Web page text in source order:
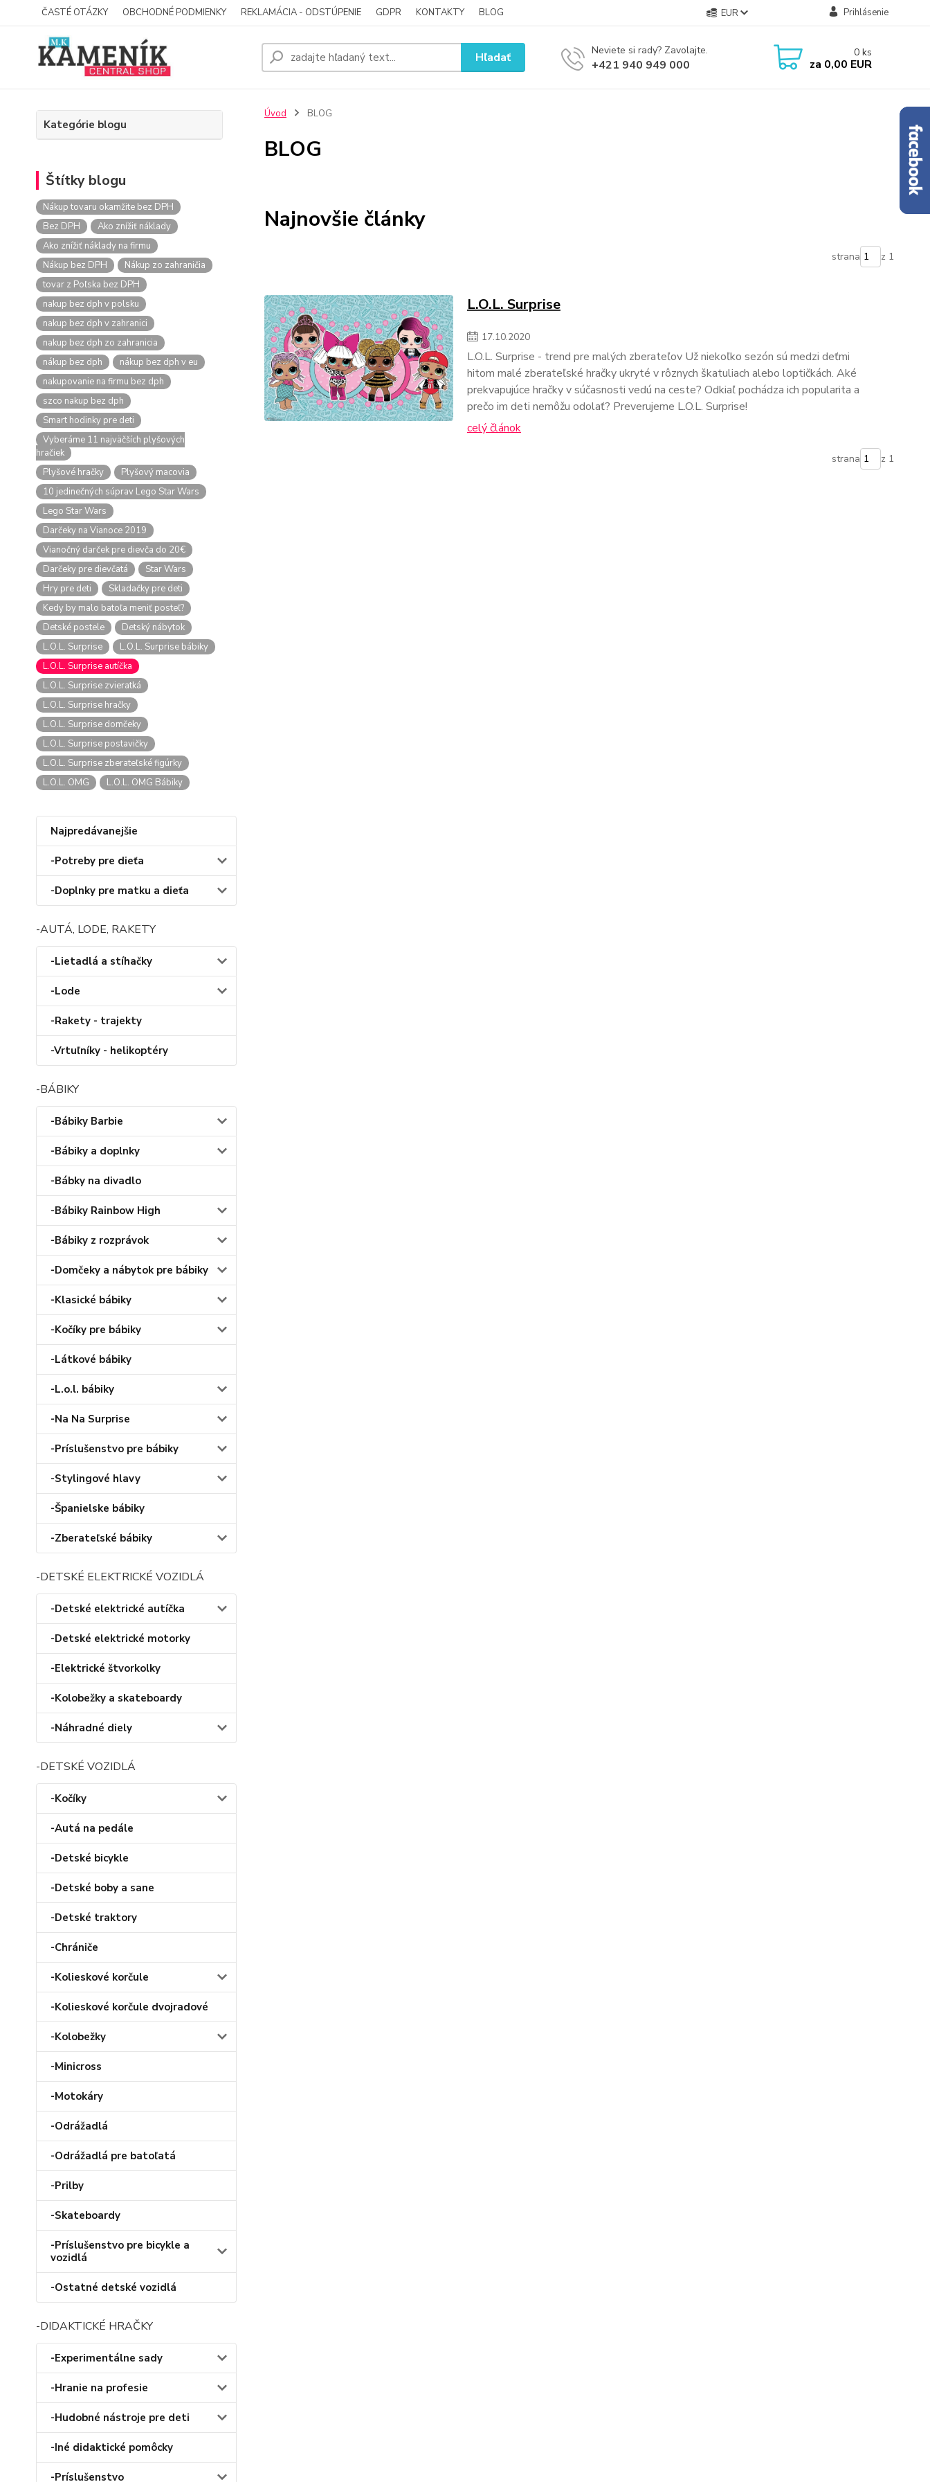
ČASTÉ OTÁZKY OBCHODNÉ PODMIENKY REKLAMÁCIA - ODSTÚPENIE GDPR KONTAKTY BLOG EUR Prihlásenie
Hľadať Neviete si rady? Zavolajte.
+421 940 949 000
0 ks
za 0,00 EUR
Kategórie blogu
Štítky blogu
Nákup tovaru okamžite bez DPH
Bez DPH
Ako znížiť náklady
Ako znížiť náklady na firmu
Nákup bez DPH
Nákup zo zahraničia
tovar z Poľska bez DPH
nakup bez dph v polsku
nakup bez dph v zahranici
nakup bez dph zo zahranicia
nákup bez dph
nákup bez dph v eu
nakupovanie na firmu bez dph
szco nakup bez dph
Smart hodinky pre deti
Vyberáme 11 najväčších plyšových
hračiek
Plyšové hračky
Plyšový macovia
10 jedinečných súprav Lego Star Wars
Lego Star Wars
Darčeky na Vianoce 2019
Vianočný darček pre dievča do 20€
Darčeky pre dievčatá
Star Wars
Hry pre deti
Skladačky pre deti
Kedy by malo batoľa meniť posteľ?
Detské postele
Detský nábytok
L.O.L. Surprise
L.O.L. Surprise bábiky
L.O.L. Surprise autíčka
L.O.L. Surprise zvieratká
L.O.L. Surprise hračky
L.O.L. Surprise domčeky
L.O.L. Surprise postavičky
L.O.L. Surprise zberateľské figúrky
L.O.L. OMG
L.O.L. OMG Bábiky
Najpredávanejšie
-Potreby pre dieťa
-Doplnky pre matku a dieťa
-AUTÁ, LODE, RAKETY
-Lietadlá a stíhačky
-Lode
-Rakety - trajekty
-Vrtuľníky - helikoptéry
-BÁBIKY
-Bábiky Barbie
-Bábiky a doplnky
-Bábky na divadlo
-Bábiky Rainbow High
-Bábiky z rozprávok
-Domčeky a nábytok pre bábiky
-Klasické bábiky
-Kočíky pre bábiky
-Látkové bábiky
-L.o.l. bábiky
-Na Na Surprise
-Príslušenstvo pre bábiky
-Stylingové hlavy
-Španielske bábiky
-Zberateľské bábiky
-DETSKÉ ELEKTRICKÉ VOZIDLÁ
-Detské elektrické autíčka
-Detské elektrické motorky
-Elektrické štvorkolky
-Kolobežky a skateboardy
-Náhradné diely
-DETSKÉ VOZIDLÁ
-Kočíky
-Autá na pedále
-Detské bicykle
-Detské boby a sane
-Detské traktory
-Chrániče
-Kolieskové korčule
-Kolieskové korčule dvojradové
-Kolobežky
-Minicross
-Motokáry
-Odrážadlá
-Odrážadlá pre batoľatá
-Prilby
-Skateboardy
-Príslušenstvo pre bicykle a
vozidlá
-Ostatné detské vozidlá
-DIDAKTICKÉ HRAČKY
-Experimentálne sady
-Hranie na profesie
-Hudobné nástroje pre deti
-Iné didaktické pomôcky
-Príslušenstvo
Úvod BLOG
BLOG
Najnovšie články
strana z 1
L.O.L. Surprise
17.10.2020
L.O.L. Surprise - trend pre malých zberateľov Už niekoľko sezón sú medzi deťmi
hitom malé zberateľské hračky ukryté v rôznych škatuliach alebo loptičkách. Aké
prekvapujúce hračky v súčasnosti vedú na ceste? Odkiaľ pochádza ich popularita a
prečo im deti nemôžu odolať? Preverujeme L.O.L. Surprise!
celý článok
strana z 1